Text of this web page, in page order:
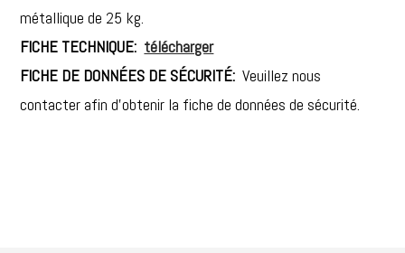
métallique de 25 kg.
FICHE TECHNIQUE: télécharger
FICHE DE DONNÉES DE SÉCURITÉ:Veuillez nous
contacter afin d’obtenir la fiche de données de sécurité.